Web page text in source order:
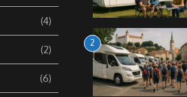
(4)
(2)
(6)
2